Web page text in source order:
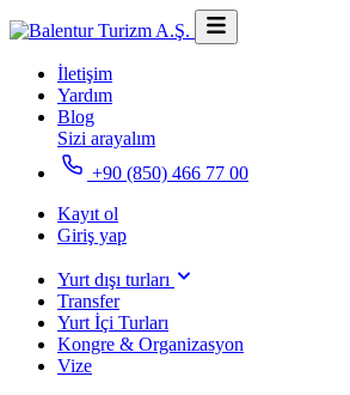
İletişim
Yardım
Blog
Sizi arayalım
+90 (850) 466 77 00
Kayıt ol
Giriş yap
Yurt dışı turları
Transfer
Yurt İçi Turları
Kongre & Organizasyon
Vize